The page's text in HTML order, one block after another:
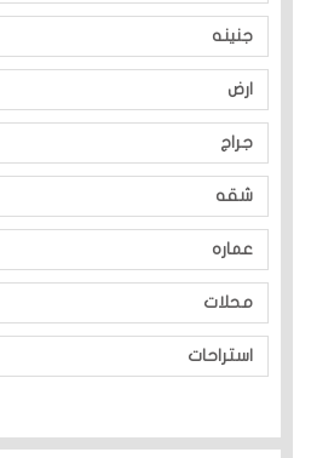
جنينه
ارض
جراج
شقه
عماره
محلات
استراحات